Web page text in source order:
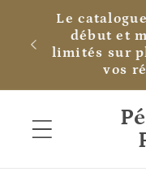
passer
au
contenu
Le
début et
limités sur
vos